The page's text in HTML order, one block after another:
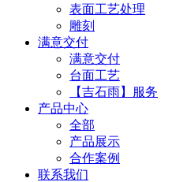
表面工艺处理
雕刻
满意交付
满意交付
台面工艺
【吉石雨】服务
产品中心
全部
产品展示
合作案例
联系我们